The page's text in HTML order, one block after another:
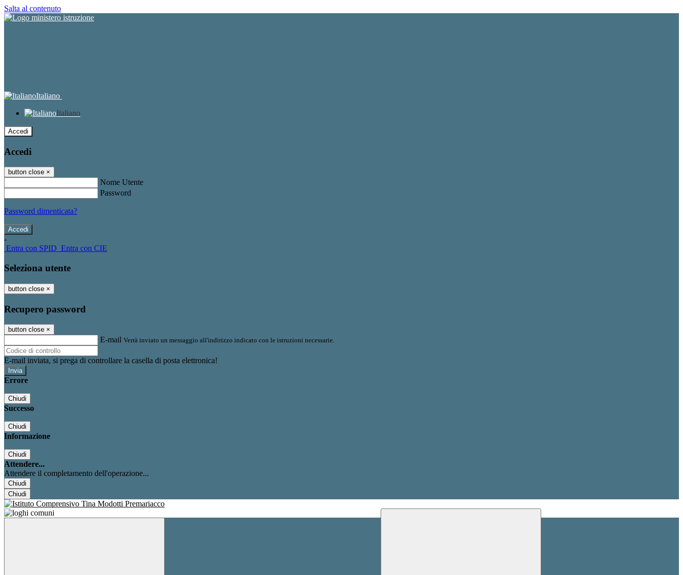
Salta al contenuto
Italiano
Italiano
Accedi
Accedi
button close ×
Nome Utente
Password
Password dimenticata?
-
Entra con SPID Entra con CIE
Seleziona utente
button close ×
Recupero password
button close ×
E-mail Verrà inviato un messaggio all'indirizzo indicato con le istruzioni necessarie.
E-mail inviata, si prega di controllare la casella di posta elettronica!
Errore
Chiudi
Successo
Chiudi
Informazione
Chiudi
Attendere...
Attendere il completamento dell'operazione...
Chiudi
Chiudi